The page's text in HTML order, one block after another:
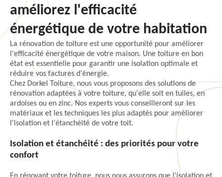
améliorez l'efficacité
énergétique de votre habitation
La rénovation de toiture est une opportunité pour améliorer
l'efficacité énergétique de votre maison. Une toiture en bon
état est essentielle pour garantir une isolation optimale et
réduire vos factures d'énergie.
Chez Dorkel Toiture, nous vous proposons des solutions de
rénovation adaptées à votre toiture, qu'elle soit en tuiles, en
ardoises ou en zinc. Nos experts vous conseilleront sur les
matériaux et les techniques les plus adaptés pour améliorer
l'isolation et l'étanchéité de votre toit.
Isolation et étanchéité : des priorités pour votre
confort